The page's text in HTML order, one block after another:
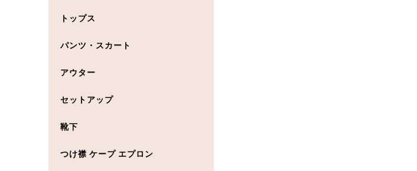
トップス
パンツ・スカート
アウター
セットアップ
靴下
つけ襟 ケープ エプロン